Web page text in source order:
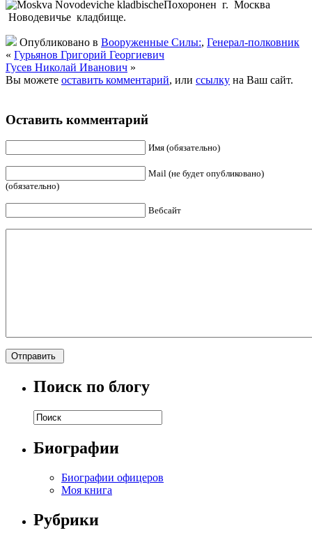
Похоронен г. Москва
Новодевичье кладбище.
Опубликовано в Вооруженные Силы:, Генерал-полковник
« Гурьянов Григорий Георгиевич
Гусев Николай Иванович »
Вы можете оставить комментарий, или ссылку на Ваш сайт.
Оставить комментарий
Имя (обязательно)
Mail (не будет опубликовано)
(обязательно)
Вебсайт
Поиск по блогу
Биографии
Биографии офицеров
Моя книга
Рубрики